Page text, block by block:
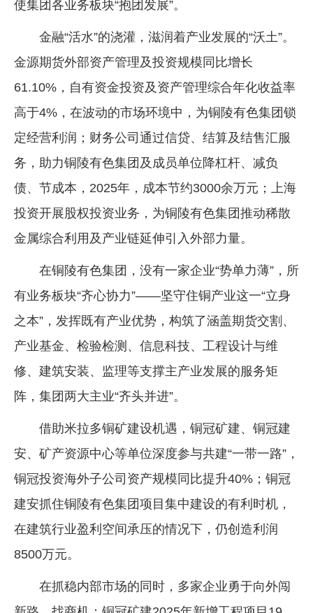
使集团各业务板块“抱团发展”。
金融“活水”的浇灌，滋润着产业发展的“沃土”。
金源期货外部资产管理及投资规模同比增长
61.10%，自有资金投资及资产管理综合年化收益率
高于4%，在波动的市场环境中，为铜陵有色集团锁
定经营利润；财务公司通过信贷、结算及结售汇服
务，助力铜陵有色集团及成员单位降杠杆、减负
债、节成本，2025年，成本节约3000余万元；上海
投资开展股权投资业务，为铜陵有色集团推动稀散
金属综合利用及产业链延伸引入外部力量。
在铜陵有色集团，没有一家企业“势单力薄”，所
有业务板块“齐心协力”——坚守住铜产业这一“立身
之本”，发挥既有产业优势，构筑了涵盖期货交割、
产业基金、检验检测、信息科技、工程设计与维
修、建筑安装、监理等支撑主产业发展的服务矩
阵，集团两大主业“齐头并进”。
借助米拉多铜矿建设机遇，铜冠矿建、铜冠建
安、矿产资源中心等单位深度参与共建“一带一路”，
铜冠投资海外子公司资产规模同比提升40%；铜冠
建安抓住铜陵有色集团项目集中建设的有利时机，
在建筑行业盈利空间承压的情况下，仍创造利润
8500万元。
在抓稳内部市场的同时，多家企业勇于向外闯